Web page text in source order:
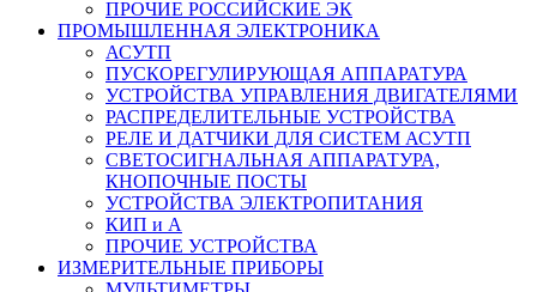
ПРОЧИЕ РОССИЙСКИЕ ЭК
ПРОМЫШЛЕННАЯ ЭЛЕКТРОНИКА
АСУТП
ПУСКОРЕГУЛИРУЮЩАЯ АППАРАТУРА
УСТРОЙСТВА УПРАВЛЕНИЯ ДВИГАТЕЛЯМИ
РАСПРЕДЕЛИТЕЛЬНЫЕ УСТРОЙСТВА
РЕЛЕ И ДАТЧИКИ ДЛЯ СИСТЕМ АСУТП
СВЕТОСИГНАЛЬНАЯ АППАРАТУРА,
КНОПОЧНЫЕ ПОСТЫ
УСТРОЙСТВА ЭЛЕКТРОПИТАНИЯ
КИП и А
ПРОЧИЕ УСТРОЙСТВА
ИЗМЕРИТЕЛЬНЫЕ ПРИБОРЫ